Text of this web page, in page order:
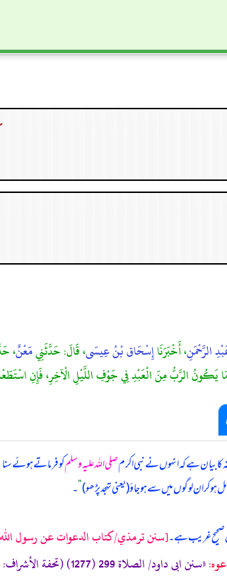
الرَّحْمَنِ، أَخْبَرَنَاإِسْحَاق بْنُ عِيسَى، قَالَ: حَدَّثَنِيمَعْنٌ،
يَكُونُ الرَّبُّ مِنَ الْعَبْدِ فِي جَوْفِ اللَّيْلِ الْآخِرِ، فَإِنِ
کا بیان ہے کہانہوں نے نبی اکرمصلی اللہ علیہ وسلمکو فرماتے ہوئے
ہو کر ان لوگوں میں سے ہو جاؤ (یعنی تہجد پڑھو)“۔
غریب ہے۔[سنن ترمذي/كتاب الدعوات عن رسول الله
«سنن ابی داود/ الصلاة 299 (1277) (تحفة الأشراف: 10758) (صحیح)»